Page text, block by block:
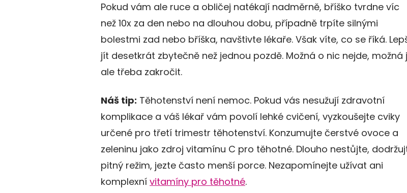
Pokud vám ale ruce a obličej natékají nadměrně, bříško tvrdne víc
než 10x za den nebo na dlouhou dobu, případně trpíte silnými
bolestmi zad nebo bříška, navštivte lékaře. Však víte, co se říká.
jít desetkrát zbytečně než jednou pozdě. Možná o nic nejde, možná
ale třeba zakročit.
Náš tip: Těhotenství není nemoc. Pokud vás nesužují zdravotní
komplikace a váš lékař vám povolí lehké cvičení, vyzkoušejte cviky
určené pro třetí trimestr těhotenství. Konzumujte čerstvé ovoce a
zeleninu jako zdroj vitamínu C pro těhotné. Dlouho nestůjte,
pitný režim, jezte často menší porce. Nezapomínejte užívat ani
komplexní vitamíny pro těhotné.